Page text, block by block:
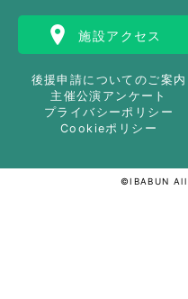
施設アクセス
後援申請についてのご案内
主催公演アンケート
プライバシーポリシー
Cookieポリシー
©IBABUN